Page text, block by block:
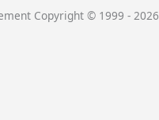
Copyright © 1999 - 2026